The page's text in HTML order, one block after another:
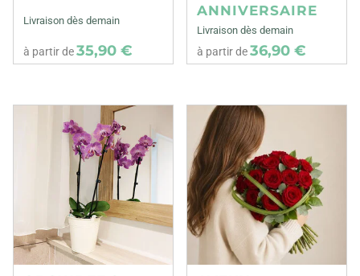
Livraison dès demain
à partir de35,90 €
ANNIVERSAIRE
Livraison dès demain
à partir de36,90 €